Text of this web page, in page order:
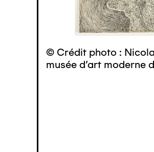
© Crédit photo :
musée d’art moderne